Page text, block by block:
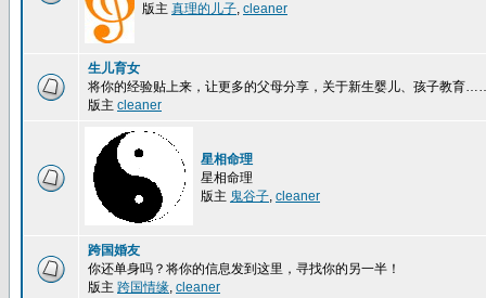
版主 真理的儿子, cleaner
生儿育女
将你的经验贴上来，让更多的父母分享，关于新生婴儿、孩子教育
版主 cleaner
星相命理
星相命理
版主 鬼谷子, cleaner
跨国婚友
你还单身吗？将你的信息发到这里，寻找你的另一半！
版主 跨国情缘, cleaner